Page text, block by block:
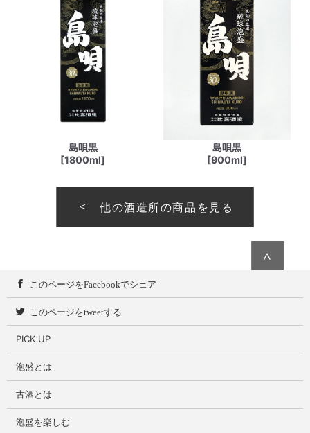
島唄黒
[1800ml]
島唄黒
[900ml]
他の酒造所の商品を見る
∧
このページをFacebookでシェア
このページをtweetする
PICK UP
泡盛とは
古酒とは
泡盛を楽しむ